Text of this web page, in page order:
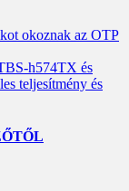
okoznak az OTP
h574TX és
teljesítmény és